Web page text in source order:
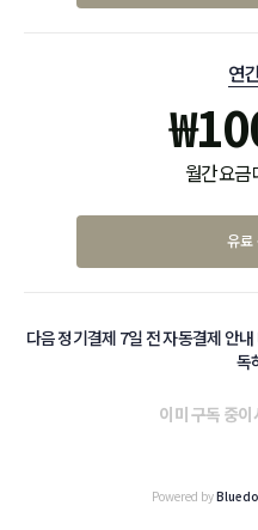
연
₩
월간 요금
유료
다음 정기결제 7일 전 자동결제 안
독
이미 구독 중이
Powered by